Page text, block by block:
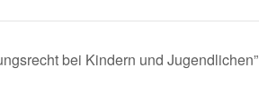
bei Kindern und Jugendlichen”